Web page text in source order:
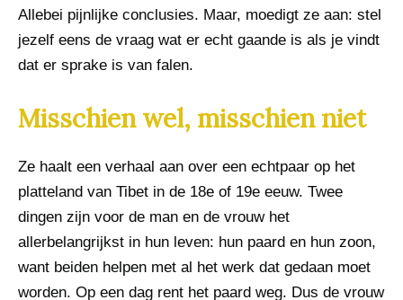
Allebei pijnlijke conclusies. Maar, moedigt ze aan: stel
jezelf eens de vraag wat er echt gaande is als je vindt
dat er sprake is van falen.
Misschien wel, misschien niet
Ze haalt een verhaal aan over een echtpaar op het
platteland van Tibet in de 18e of 19e eeuw. Twee
dingen zijn voor de man en de vrouw het
allerbelangrijkst in hun leven: hun paard en hun zoon,
want beiden helpen met al het werk dat gedaan moet
worden. Op een dag rent het paard weg. Dus de vrouw